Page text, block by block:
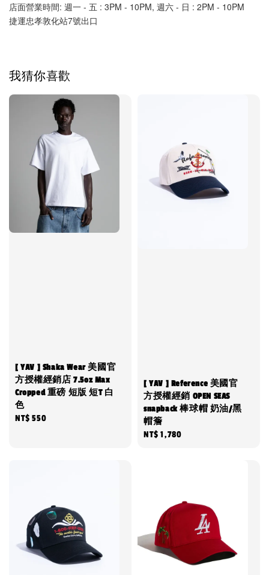
店面營業時間: 週一 - 五 : 3PM - 10PM, 週六 - 日 : 2PM - 10PM
捷運忠孝敦化站7號出口
我猜你喜歡
[ YAV ] Shaka Wear 美國官
方授權經銷店 7.5oz Max
Cropped 重磅 短版 短T 白
色
Regular
NT$ 550
[ YAV ] Reference 美國官
方授權經銷 OPEN SEAS
snapback 棒球帽 奶油/黑
帽簷
Regular
NT$ 1,780